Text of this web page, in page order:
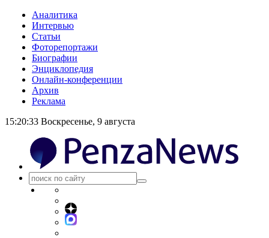
Аналитика
Интервью
Статьи
Фоторепортажи
Биографии
Энциклопедия
Онлайн-конференции
Архив
Реклама
15:20:34 Воскресенье, 9 августа